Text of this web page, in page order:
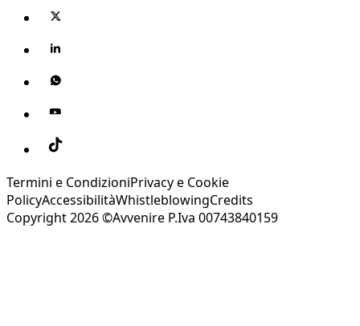
Termini e CondizioniPrivacy e Cookie
PolicyAccessibilitàWhistleblowingCredits
Copyright 2026 ©Avvenire P.Iva 00743840159